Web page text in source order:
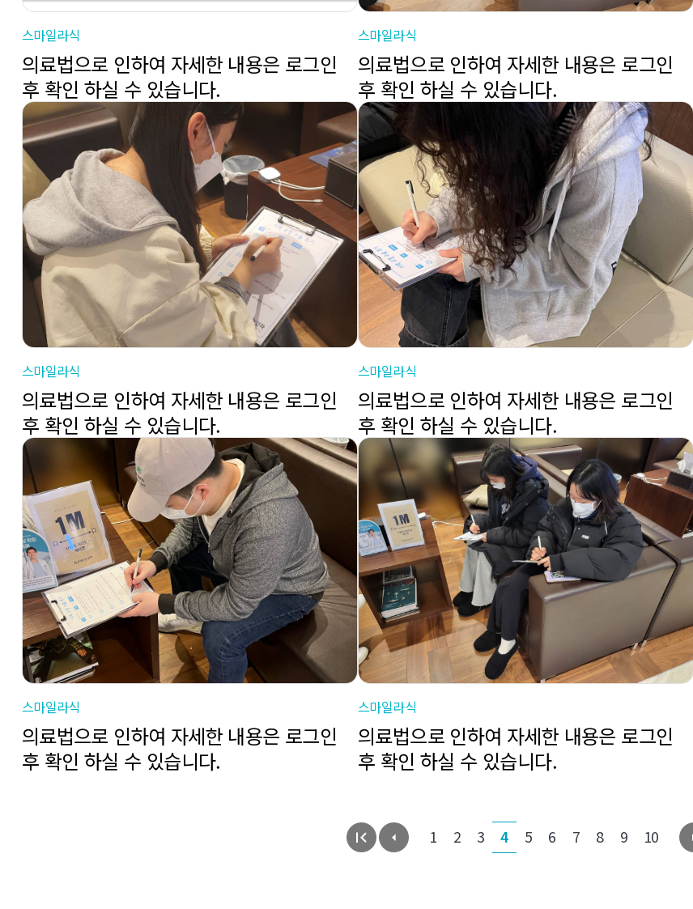
스마일라식
의료법으로 인하여 자세한 내용은 로그인
후 확인 하실 수 있습니다.
스마일라식
의료법으로 인하여 자세한 내용은 로그인
후 확인 하실 수 있습니다.
스마일라식
의료법으로 인하여 자세한 내용은 로그인
후 확인 하실 수 있습니다.
스마일라식
의료법으로 인하여 자세한 내용은 로그인
후 확인 하실 수 있습니다.
스마일라식
의료법으로 인하여 자세한 내용은 로그인
후 확인 하실 수 있습니다.
스마일라식
의료법으로 인하여 자세한 내용은 로그인
후 확인 하실 수 있습니다.
1 2 3 4 5 6 7 8 9 10